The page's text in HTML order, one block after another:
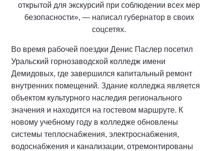
открытой для экскурсий при соблюдении всех мер
безопасности», — написал губернатор в своих
соцсетях.
Во время рабочей поездки Денис Паслер посетил
Уральский горнозаводской колледж имени
Демидовых, где завершился капитальный ремонт
внутренних помещений. Здание колледжа является
объектом культурного наследия регионального
значения и находится на гостевом маршруте. К
новому учебному году в колледже обновлены
системы теплоснабжения, электроснабжения,
водоснабжения и канализации, отремонтированы